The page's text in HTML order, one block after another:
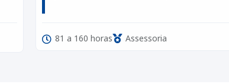
81 a 160 horas Assessoria